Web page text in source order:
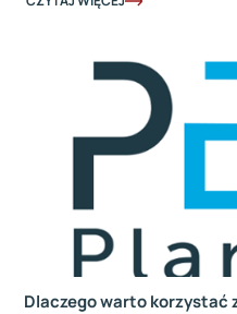
Dlaczego warto korzystać